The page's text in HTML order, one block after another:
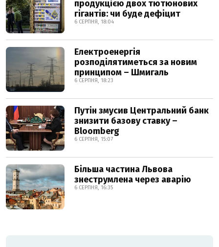
продукцією двох тютюнових
гігантів: чи буде дефіцит
6 СЕРПНЯ, 18:04
Електроенергія
розподілятиметься за новим
принципом – Шмигаль
6 СЕРПНЯ, 18:23
Путін змусив Центральний банк
знизити базову ставку –
Bloomberg
6 СЕРПНЯ, 15:07
Більша частина Львова
знеструмлена через аварію
6 СЕРПНЯ, 16:35